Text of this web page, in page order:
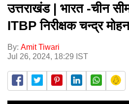
उत्तराखंड | भारत -चीन
ITBP निरीक्षक चन्द्र
By: Amit Tiwari
Jul 26, 2024, 18:29 IST